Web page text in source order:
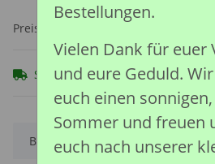
Preise nach Anmeldung sichtbar
Sofort verfügbar
Beschreibung
Bestellungen.
Vielen Dank für euer
und eure Geduld.
euch einen
Sommer und freuen
euch nach unserer